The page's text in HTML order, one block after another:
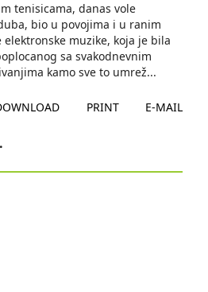
tenisicama, danas vole
bio u povojima i u ranim
muzike, koja je bila
sa svakodnevnim
kamo sve to umrež...
PRINT E-MAIL
.